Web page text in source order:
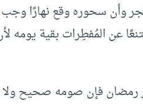
وأن سحوره وقع نهارًا
عن المُفطِرات بقية يومه
رمضان فإن صومه صحيح